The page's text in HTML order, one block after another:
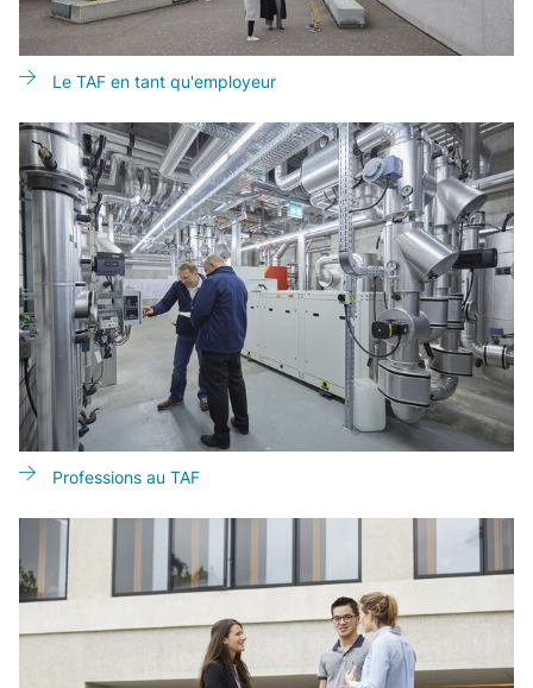
Le TAF en tant qu'employeur
Professions au TAF